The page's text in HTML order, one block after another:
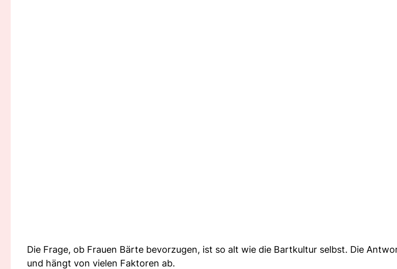
Die Frage, ob Frauen Bärte bevorzugen, ist so alt wie die Bartkultur selbst. Die
und hängt von vielen Faktoren ab.